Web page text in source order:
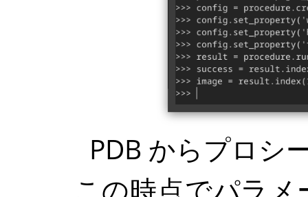
PDB からプロシ
この時点でパラ